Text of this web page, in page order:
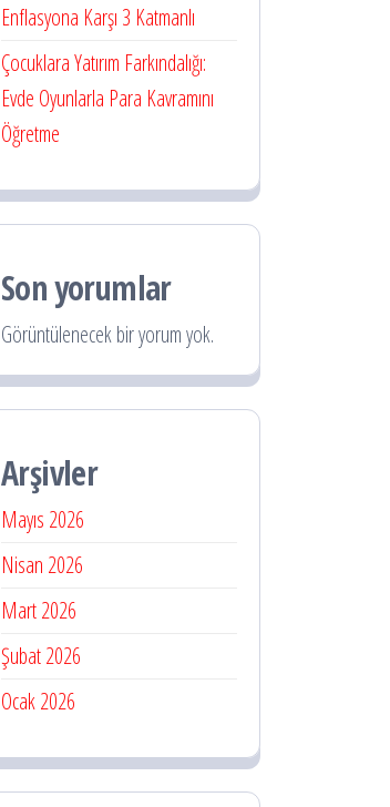
Enflasyona Karşı 3 Katmanlı
Çocuklara Yatırım Farkındalığı:
Evde Oyunlarla Para Kavramını
Öğretme
Son yorumlar
Görüntülenecek bir yorum yok.
Arşivler
Mayıs 2026
Nisan 2026
Mart 2026
Şubat 2026
Ocak 2026